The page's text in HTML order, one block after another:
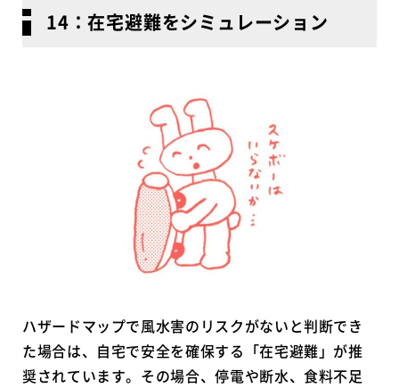
14：在宅避難をシミュレーション
ハザードマップで風水害のリスクがないと判断でき
た場合は、自宅で安全を確保する「在宅避難」が推
奨されています。その場合、停電や断水、食料不足